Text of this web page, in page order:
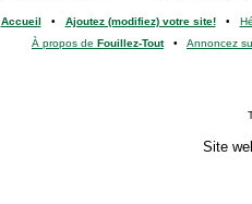
Accueil • Ajoutez (modifiez) votre site!•
À propos de Fouillez-Tout• Annoncez
Site